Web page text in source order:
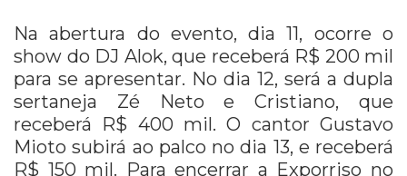
Na abertura do evento, dia 11, ocorre o
show do DJ Alok, que receberá R$ 200 mil
para se apresentar. No dia 12, será a dupla
sertaneja Zé Neto e Cristiano, que
receberá R$ 400 mil. O cantor Gustavo
Mioto subirá ao palco no dia 13, e receberá
R$ 150 mil. Para encerrar a Exporriso no